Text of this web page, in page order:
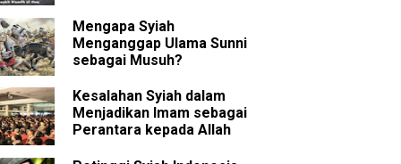
tentang Khalifah
Bakar
Mengapa Syiah
Menganggap Ulama Sunni
sebagai Musuh?
Kesalahan Syiah dalam
Menjadikan Imam sebagai
Perantara kepada Allah